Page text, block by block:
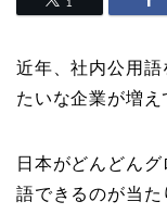
1
近年、社内公用
たいな企業が増え
日本がどんどん
語できるのが当